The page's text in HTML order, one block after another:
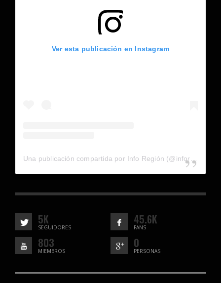
Ver esta publicación en Instagram
5K
SEGUIDORES
45.6K
FANS
803
MIEMBROS
0
PERSONAS